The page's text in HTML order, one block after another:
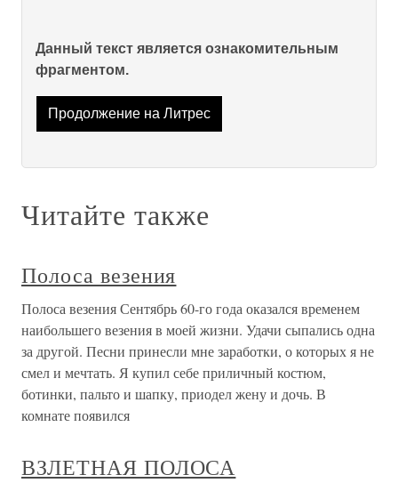
Данный текст является ознакомительным
фрагментом.
Продолжение на Литрес
Читайте также
Полоса везения
Полоса везения Сентябрь 60-го года оказался временем
наибольшего везения в моей жизни. Удачи сыпались одна
за другой. Песни принесли мне заработки, о которых я не
смел и мечтать. Я купил себе приличный костюм,
ботинки, пальто и шапку, приодел жену и дочь. В
комнате появился
ВЗЛЕТНАЯ ПОЛОСА